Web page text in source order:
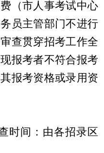
（市人事考试中心
员主管部门不进行
查贯穿招考工作全
报考者不符合报考
报考资格或录用资
时间：由各招录区